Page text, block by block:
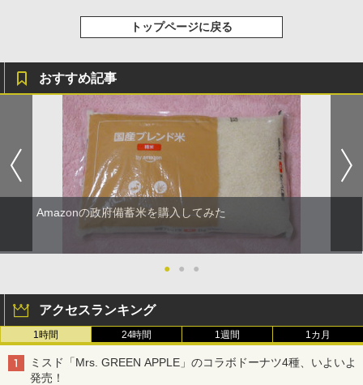
トップページに戻る
おすすめ記事
Amazonの政府備蓄米を購入してみた
● ● ●
アクセスランキング
1時間 24時間 1週間 1カ月
ミスド「Mrs. GREEN APPLE」のコラボドーナツ4種、いよいよ
発売！